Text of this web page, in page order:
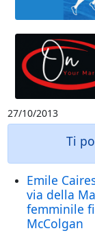
27/10/2013
Ti
Emile
via della
femminile
McColgan